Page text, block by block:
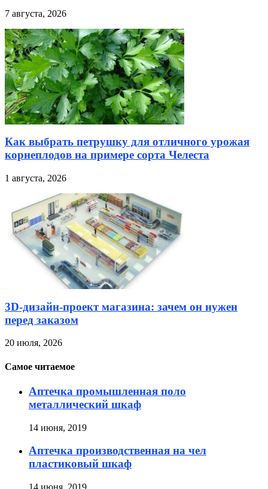
7 августа, 2026
Как выбрать петрушку для отличного урожая
корнеплодов на примере сорта Челеста
1 августа, 2026
3D-дизайн-проект магазина: зачем он нужен
перед заказом
20 июля, 2026
Самое читаемое
Аптечка промышленная поло
металлический шкаф
14 июня, 2019
Аптечка производственная на чел
пластиковый шкаф
14 июня, 2019